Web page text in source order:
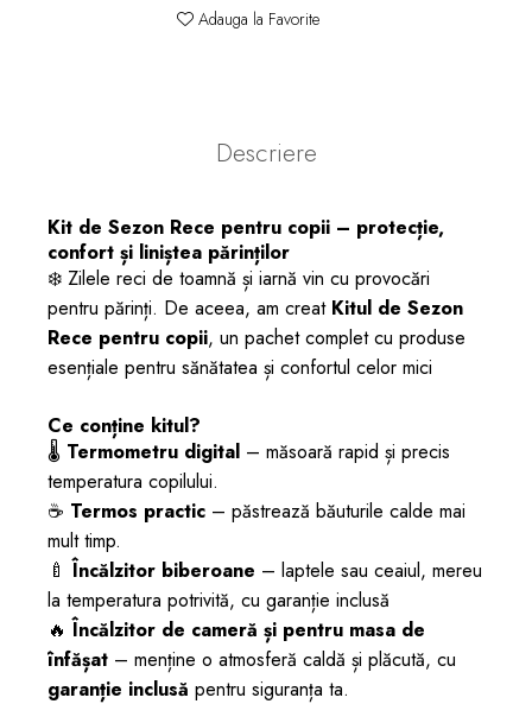
Adauga la Favorite
Descriere
Kit de Sezon Rece pentru copii – protecție,
confort și liniștea părinților
❄️ Zilele reci de toamnă și iarnă vin cu provocări
pentru părinți. De aceea, am creat Kitul de Sezon
Rece pentru copii, un pachet complet cu produse
esențiale pentru sănătatea și confortul celor mici
Ce conține kitul?
🌡️ Termometru digital – măsoară rapid și precis
temperatura copilului.
☕ Termos practic – păstrează băuturile calde mai
mult timp.
🍼Încălzitor biberoane – laptele sau ceaiul, mereu
la temperatura potrivită, cu garanție inclusă
🔥Încălzitor de cameră și pentru masa de
înfășat – menține o atmosferă caldă și plăcută, cu
garanție inclusă pentru siguranța ta.